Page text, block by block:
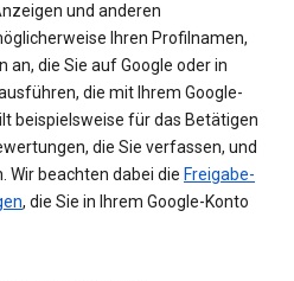
und anderen
Ihren Profilnamen,
an, die Sie auf Google oder in
die mit Ihrem Google-
beispielsweise für das Betätigen
die Sie verfassen, und
Wir beachten dabei die Freigabe-
, die Sie in Ihrem Google-Konto